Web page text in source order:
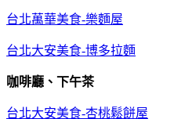
台北萬華美食-樂麵屋
台北大安美食-博多拉麵
咖啡廳、下午茶
台北大安美食-杏桃鬆餅屋